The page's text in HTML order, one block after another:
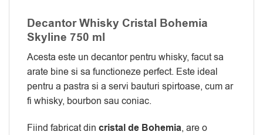
Decantor Whisky Cristal Bohemia
Skyline 750 ml
Acesta este un decantor pentru whisky, facut sa
arate bine si sa functioneze perfect. Este ideal
pentru a pastra si a servi bauturi spirtoase, cum ar
fi whisky, bourbon sau coniac.
Fiind fabricat din cristal de Bohemia, are o